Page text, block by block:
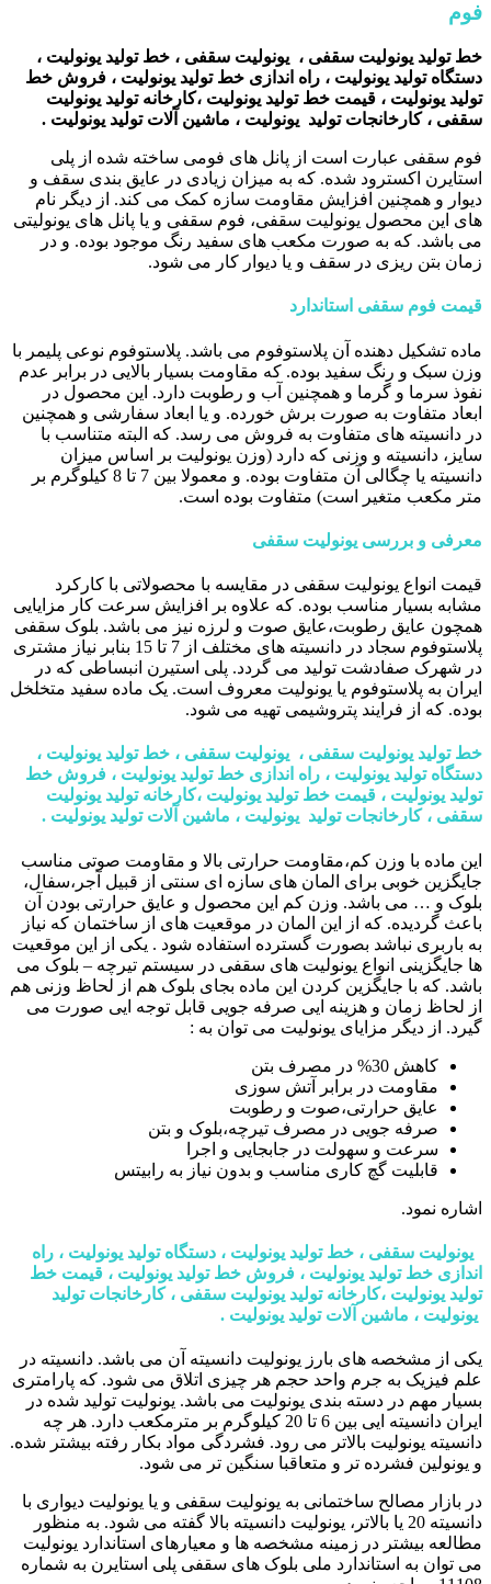
فوم
خط تولید یونولیت سقفی ، یونولیت سقفی ، خط تولید یونولیت ،
دستگاه تولید یونولیت ، راه اندازی خط تولید یونولیت ، فروش خط
تولید یونولیت ، قیمت خط تولید یونولیت ،کارخانه تولید یونولیت
سقفی ، کارخانجات تولید یونولیت ، ماشین آلات تولید یونولیت .
فوم سقفی عبارت است از پانل های فومی ساخته شده از پلی
استایرن اکسترود شده. که به میزان زیادی در عایق بندی سقف و
دیوار و همچنین افزایش مقاومت سازه کمک می کند. از دیگر نام
های این محصول یونولیت سقفی، فوم سقفی و یا پانل های یونولیتی
می باشد. که به صورت مکعب های سفید رنگ موجود بوده. و در
زمان بتن ریزی در سقف و یا دیوار کار می شود.
قیمت فوم سقفی استاندارد
ماده تشکیل دهنده آن پلاستوفوم می باشد. پلاستوفوم نوعی پلیمر با
وزن سبک و رنگ سفید بوده. که مقاومت بسیار بالایی در برابر عدم
نفوذ سرما و گرما و همچنین آب و رطوبت دارد. این محصول در
ابعاد متفاوت به صورت برش خورده. و یا ابعاد سفارشی و همچنین
در دانسیته های متفاوت به فروش می رسد. که البته متناسب با
سایز، دانسیته و وزنی که دارد (وزن یونولیت بر اساس میزان
دانسیته یا چگالی آن متفاوت بوده. و معمولا بین 7 تا 8 کیلوگرم بر
متر مکعب متغیر است) متفاوت بوده است.
معرفی و بررسی یونولیت سقفی
قیمت انواع یونولیت سقفی در مقایسه با محصولاتی با کارکرد
مشابه بسیار مناسب بوده. که علاوه بر افزایش سرعت کار مزایایی
همچون عایق رطوبت،عایق صوت و لرزه نیز می باشد. بلوک سقفی
پلاستوفوم سجاد در دانسیته های مختلف از 7 تا 15 بنابر نیاز مشتری
در شهرک صفادشت تولید می گردد. پلی استیرن انبساطی که در
ایران به پلاستوفوم یا یونولیت معروف است. یک ماده سفید متخلخل
بوده. که از فرایند پتروشیمی تهیه می شود.
خط تولید یونولیت سقفی ، یونولیت سقفی ، خط تولید یونولیت ،
دستگاه تولید یونولیت ، راه اندازی خط تولید یونولیت ، فروش خط
تولید یونولیت ، قیمت خط تولید یونولیت ،کارخانه تولید یونولیت
سقفی ، کارخانجات تولید یونولیت ، ماشین آلات تولید یونولیت .
این ماده با وزن کم،مقاومت حرارتی بالا و مقاومت صوتی مناسب
جایگزین خوبی برای المان های سازه ای سنتی از قبیل آجر،سفال،
بلوک و … می باشد. وزن کم این محصول و عایق حرارتی بودن آن
باعث گردیده. که از این المان در موقعیت های از ساختمان که نیاز
به باربری نباشد بصورت گسترده استفاده شود . یکی از این موقعیت
ها جایگزینی انواع یونولیت های سقفی در سیستم تیرچه – بلوک می
باشد. که با جایگزین کردن این ماده بجای بلوک هم از لحاظ وزنی هم
از لحاظ زمان و هزینه ایی صرفه جویی قابل توجه ایی صورت می
گیرد. از دیگر مزایای یونولیت می توان به :
کاهش 30% در مصرف بتن
مقاومت در برابر آتش سوزی
عایق حرارتی،صوت و رطوبت
صرفه جویی در مصرف تیرچه،بلوک و بتن
سرعت و سهولت در جابجایی و اجرا
قابلیت گچ کاری مناسب و بدون نیاز به رابیتس
اشاره نمود.
یونولیت سقفی ، خط تولید یونولیت ، دستگاه تولید یونولیت ، راه
اندازی خط تولید یونولیت ، فروش خط تولید یونولیت ، قیمت خط
تولید یونولیت ،کارخانه تولید یونولیت سقفی ، کارخانجات تولید
یونولیت ، ماشین آلات تولید یونولیت .
یکی از مشخصه های بارز یونولیت دانسیته آن می باشد. دانسیته در
علم فیزیک به جرم واحد حجم هر چیزی اتلاق می شود. که پارامتری
بسیار مهم در دسته بندی یونولیت می باشد. یونولیت تولید شده در
ایران دانسیته ایی بین 6 تا 20 کیلوگرم بر مترمکعب دارد. هر چه
دانسیته یونولیت بالاتر می رود. فشردگی مواد بکار رفته بیشتر شده.
و یونولین فشرده تر و متعاقبا سنگین تر می شود.
در بازار مصالح ساختمانی به یونولیت سقفی و یا یونولیت دیواری با
دانسیته 20 یا بالاتر، یونولیت دانسیته بالا گفته می شود. به منظور
مطالعه بیشتر در زمینه مشخصه ها و معیارهای استاندارد یونولیت
می توان به استاندارد ملی بلوک های سقفی پلی استایرن به شماره